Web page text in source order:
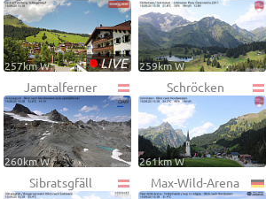
•LIVE
257km W 259km W
Jamtalferner
260km W
Schröcken
261km W
Sibratsgfäll Max-Wild-Arena